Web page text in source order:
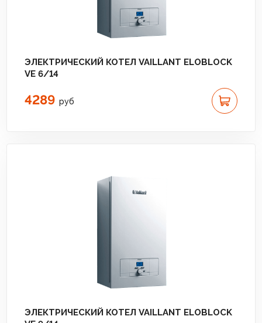
ЭЛЕКТРИЧЕСКИЙ КОТЕЛ VAILLANT ELOBLOCK
VE 6/14
4289 руб
ЭЛЕКТРИЧЕСКИЙ КОТЕЛ VAILLANT ELOBLOCK